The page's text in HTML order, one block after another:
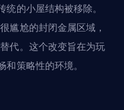
的小屋结构被移除。
尴尬的封闭金属区域，
代。这个改变旨在为玩
策略性的环境。